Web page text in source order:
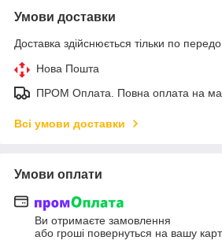
Умови доставки
Доставка здійснюється тільки по
Нова Пошта
ПРОМ Оплата. Повна оплата на
Всі умови доставки
Умови оплати
Ви отримаєте замовлення
або гроші повернуться на вашу